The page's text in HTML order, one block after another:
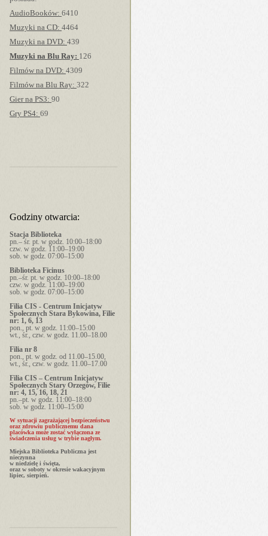
AudioBooków: 6410
Muzyki na CD: 4464
Muzyki na DVD: 439
Muzyki na Blu Ray: 126
Filmów na DVD: 4309
Filmów na Blu Ray: 322
Gier na PS3: 90
Gry PS4: 69
Godziny otwarcia:
Stacja Biblioteka
pn.– śr. pt. w godz. 10:00–18:00
czw. w godz. 11:00–19:00
sob. w godz. 07:00–15:00
Biblioteka Ficinus
pn.–śr. pt. w godz. 10:00–18:00
czw. w godz. 11:00–19:00
sob. w godz. 07:00–15:00
Filia CIS - Centrum Inicjatyw
Społecznych Stara Bykowina, Filie
nr: 1, 6, 13
pon., pt. w godz. 11:00–15:00
wt., śr., czw. w godz. 11.00–18.00
Filia nr 8
pon., pt. w godz. od 11.00–15.00,
wt., śr., czw. w godz. 11.00–17.00
Filia CIS – Centrum Inicjatyw
Społecznych Stary Orzegów, Filie
nr: 4, 15, 16, 18, 21
pn.–pt. w godz. 11:00–18:00
sob. w godz. 11:00–15:00
W sytuacji zagrażającej bezpieczeństwu
oraz zdrowiu publicznemu dana
placówka może zostać wyłączona ze
świadczenia usług w trybie nagłym.
Miejska Biblioteka Publiczna jest
nieczynna
w niedzielę i święta,
oraz w soboty w okresie wakacyjnym
lipiec, sierpień.